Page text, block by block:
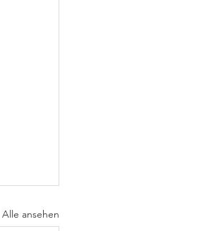
Alle ansehen